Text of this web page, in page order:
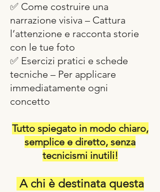
✅ Come costruire una
narrazione visiva – Cattura
l’attenzione e racconta storie
con le tue foto
✅ Esercizi pratici e schede
tecniche – Per applicare
immediatamente ogni
concetto
Tutto spiegato in modo chiaro,
semplice e diretto, senza
tecnicismi inutili!
A chi è destinata questa